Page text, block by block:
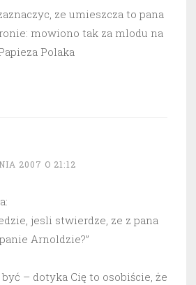
ze umieszcza to pana
mowiono tak za mlodu na
Polaka
2007 O 21:12
jesli stwierdze, ze z pana
Arnoldzie?”
– dotyka Cię to osobiście, że